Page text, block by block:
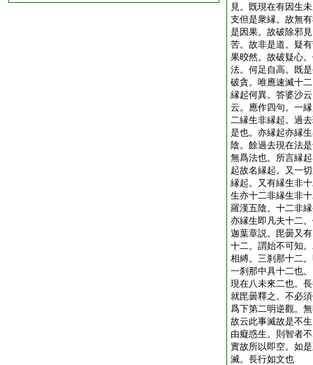
見。既現在有因生
支但是衆縁。故無
是因果。故破除邪
苦。故非是道。疑
果晈然。故破疑心
法。何足自高。既
破貪。唯應速滅十
縁起何異。答婆沙
云。應作四句。一
二縁生非縁起。過
是也。亦縁起亦縁
陰。餘過去現在法
無爲法也。所言縁
起故名縁起。又一
縁起。又有縁生非
生亦十二非縁生非
羅漢五陰。十二非
亦縁生即凡夫十二
迦葉章説。毘曇又
十二。謂始不可知
相縛。三刹那十二
一刹那中具十二也
現在八未來二也。
就毘曇釋之。不必
爲下第二明逆觀。
故云此事滅故是不
由癡惑生。則智者
實故所以即空。如
滅。長行如文也